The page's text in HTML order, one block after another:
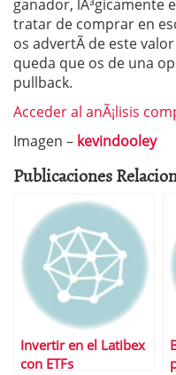
ganador, lÃ³gicamente
tratar de comprar en
os advertÃ­ de este
queda que os de una
pullback.
Acceder al anÃ¡lisis
Imagen – kevindooley
Publicaciones
Invertir en el Latibex
con ETFs